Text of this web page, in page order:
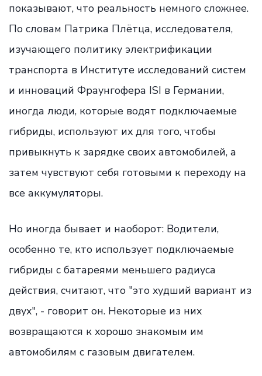
показывают, что реальность немного сложнее.
По словам Патрика Плётца, исследователя,
изучающего политику электрификации
транспорта в Институте исследований систем
и инноваций Фраунгофера ISI в Германии,
иногда люди, которые водят подключаемые
гибриды, используют их для того, чтобы
привыкнуть к зарядке своих автомобилей, а
затем чувствуют себя готовыми к переходу на
все аккумуляторы.
Но иногда бывает и наоборот: Водители,
особенно те, кто использует подключаемые
гибриды с батареями меньшего радиуса
действия, считают, что "это худший вариант из
двух", - говорит он. Некоторые из них
возвращаются к хорошо знакомым им
автомобилям с газовым двигателем.